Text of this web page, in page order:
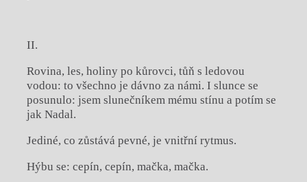
II.
Rovina, les, holiny po kůrovci, tůň s ledovou
vodou: to všechno je dávno za námi. I slunce se
posunulo: jsem slunečníkem mému stínu a potím se
jak Nadal.
Jediné, co zůstává pevné, je vnitřní rytmus.
Hýbu se: cepín, cepín, mačka, mačka.